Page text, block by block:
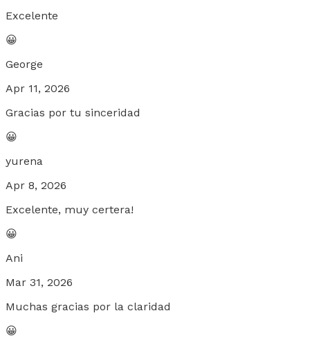
Excelente
😀
George
Apr 11, 2026
Gracias por tu sinceridad
😀
yurena
Apr 8, 2026
Excelente, muy certera!
😀
Ani
Mar 31, 2026
Muchas gracias por la claridad
😀